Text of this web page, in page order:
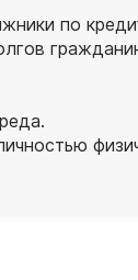
по